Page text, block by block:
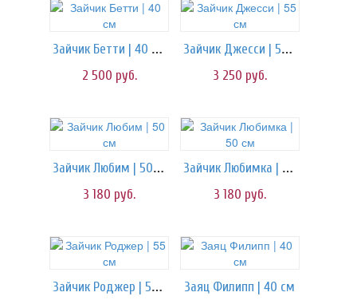
Зайчик Бетти | 40 см
2 500 руб.
Зайчик Джесси | 55 см
3 250 руб.
Зайчик Любим | 50 см
3 180 руб.
Зайчик Любимка | 50 см
3 180 руб.
Зайчик Роджер | 55 см
Заяц Филипп | 40 см